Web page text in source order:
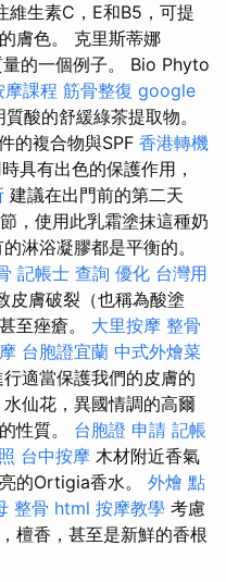
維生素C，E和B5，可提
膚色。 克里斯蒂娜
的一個例子。 Bio Phyto
摩課程 筋骨整復 google
酸的舒緩綠茶提取物。
的複合物與SPF 香港轉機
具有出色的保護作用，
建議在出門前的第二天
，使用此乳霜塗抹這種奶
淋浴凝膠都是平衡的。
記帳士 查詢 優化 台灣用
皮膚破裂（也稱為酸塗
至痤瘡。 大里按摩 整骨
台胞證宜蘭 中式外燴菜
適當保護我們的皮膚的
仙花，異國情調的高爾
性質。 台胞證 申請 記帳
台中按摩 木材附近香氣
的Ortigia香水。 外燴 點
整骨 html 按摩教學 考慮
檀香，甚至是新鮮的香根